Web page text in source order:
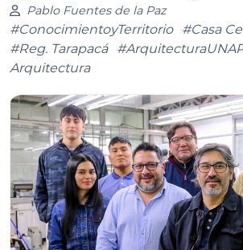
Pablo Fuentes de la Paz
#ConocimientoyTerritorio
#Casa
#Reg. Tarapacá
Arquitectura